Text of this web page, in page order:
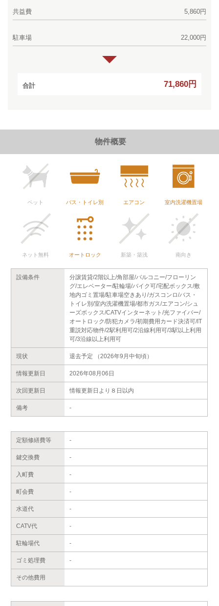
共益費 5,860円
駐車場 22,000円
合計 71,860円
物件概要
ペット バス・トイレ別 エアコン 室内洗濯機置場
ネット無料 オートロック 新築・築浅 南向き
設備条件
分譲賃貸/2階以上/角部屋/バルコニー/フローリン
グ/エレベーター/駐輪場/バイク可/宅配ボックス/敷
地内ゴミ置場/駐車場空きあり/ガスコンロ/バス・
トイレ別/室内洗濯機置場/都市ガス/エアコン/シュ
ーズボックス/CATVインターネット/光ファイバー/
オートロック/防犯カメラ/初期費用カード決済可/IT
重説対応物件/2駅利用可/2沿線利用可/3駅以上利用
可/3沿線以上利用可
現状 退去予定 （2026年9月中旬頃）
情報更新日 2026年08月06日
次回更新日 情報更新日より８日以内
備考 -
定額修繕費等 -
鍵交換費 -
入町費 -
町会費 -
水道代 -
CATV代 -
駐輪場代 -
ゴミ処理費 -
その他費用